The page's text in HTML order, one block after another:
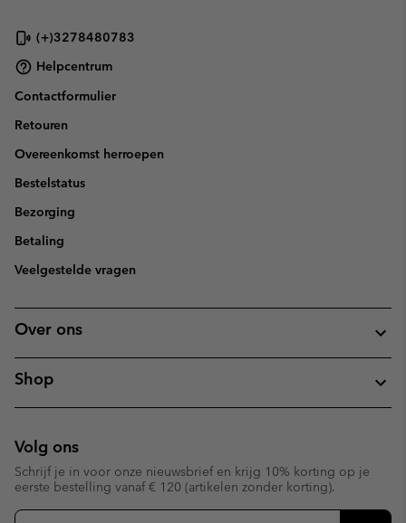
(+)3278480783
Helpcentrum
Contactformulier
Retouren
Overeenkomst herroepen
Bestelstatus
Bezorging
Betaling
Veelgestelde vragen
Over ons
Shop
Volg ons
Schrijf je in voor onze nieuwsbrief en krijg 10% korting op je
eerste bestelling vanaf € 120 (artikelen zonder korting).
Aanmelden